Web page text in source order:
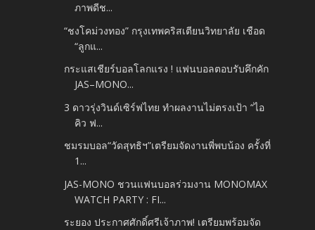
ภาพดีช...
“ชงโคม่วงทอง” กรุงเทพคริสเตียนวิทยาลัย เชือด
“ลูกแ...
กระแสเชียร์บอลโลกแรง ! แฟนบอลตอบรับคึกคัก
JAS–MONO...
3 ดาวรุ่งวินด์เซิร์ฟไทย ทำผลงานไม่ตรงเป้า “ไอ
คิว ฟ...
ชมรมบอล“วัดสุทธิฯ”เตรียมจัดงานพี่พบน้อง ครั้งที่
1...
JAS-MONO ชวนแฟนบอลร่วมงาน MONOMAX
WATCH PARTY : FI...
ระยอง ประกาศศักดิ์ศรีเจ้าภาพ! เตรียมพร้อมจัด